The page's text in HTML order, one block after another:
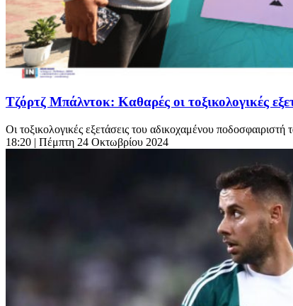
Τζόρτζ Μπάλντοκ: Καθαρές οι τοξικολογικές
Οι τοξικολογικές εξετάσεις του αδικοχαμένου
18:20 | Πέμπτη 24 Οκτωβρίου 2024